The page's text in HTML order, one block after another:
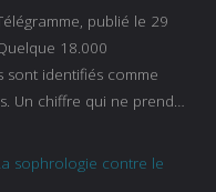
publié le 29
18.000
sont identifiés comme
Un chiffre qui ne prend
C’est une pathologie qui
augmenter, souligne
sophrologie contre le